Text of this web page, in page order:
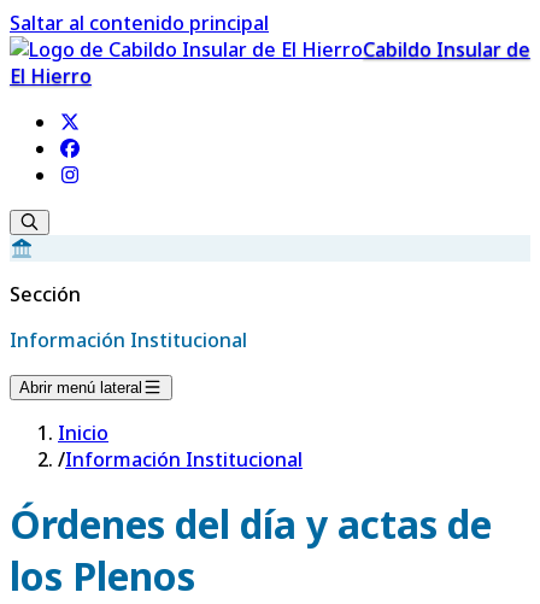
Saltar al contenido principal
Cabildo Insular de
El Hierro
Sección
Información Institucional
Abrir menú lateral
Inicio
/Información Institucional
Órdenes del día y actas de
los Plenos